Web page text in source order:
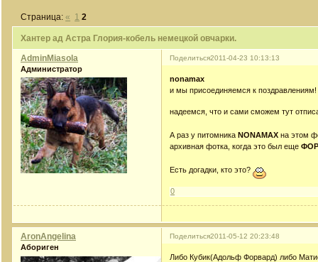
Хантер ад Астра Глория-кобель немецкой овчарки.
Страница:« 1 2
Поделиться2011-04-23 10:13:13
AdminMiasola
Администратор
nonamax
и мы присоединяемся к
надеемся, что и сами сможем тут
А раз у питомникаNONAMAX на этом
архивная фотка, когда это был еще
Есть догадки, кто это?
0
Поделиться2011-05-12 20:23:48
AronAngelina
Абориген
Либо Кубик(Адольф Форвард) либо